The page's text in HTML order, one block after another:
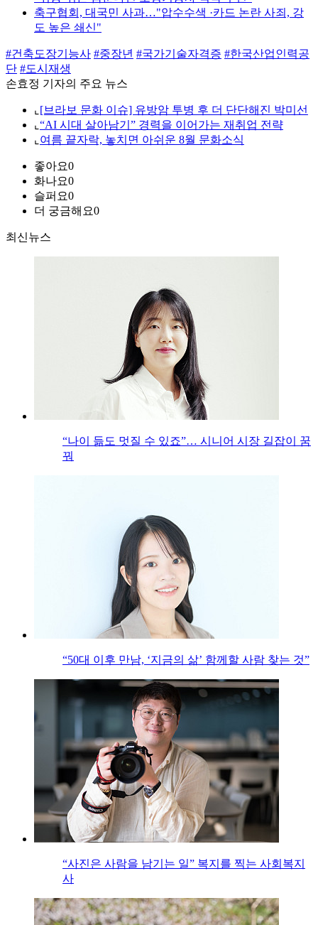
축구협회, 대국민 사과…"압수수색 ·카드 논란 사죄, 강
도 높은 쇄신"
#건축도장기능사 #중장년 #국가기술자격증 #한국산업인력공
단 #도시재생
손효정 기자의 주요 뉴스
⌞ [브라보 문화 이슈] 유방암 투병 후 더 단단해진 박미선
⌞ “AI 시대 살아남기” 경력을 이어가는 재취업 전략
⌞ 여름 끝자락, 놓치면 아쉬운 8월 문화소식
좋아요0
화나요0
슬퍼요0
더 궁금해요0
최신뉴스
“나이 듦도 멋질 수 있죠”… 시니어 시장 길잡이 꿈
꿔
“50대 이후 만남, ‘지금의 삶’ 함께할 사람 찾는 것”
“사진은 사람을 남기는 일” 복지를 찍는 사회복지
사